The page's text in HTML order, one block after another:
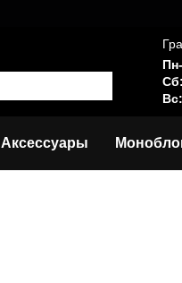
Сб:
Аксессуары